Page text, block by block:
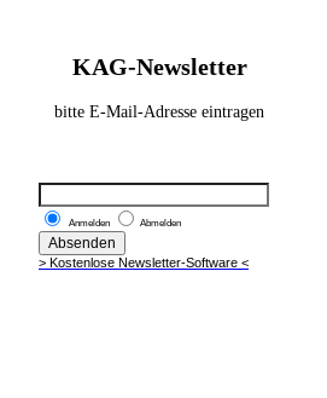
KAG-Newsletter
bitte E-Mail-Adresse eintragen